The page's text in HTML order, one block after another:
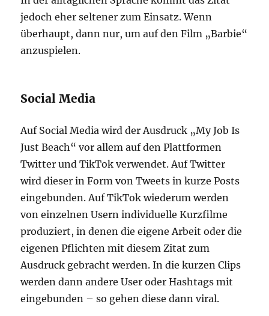
jedoch eher seltener zum Einsatz. Wenn
überhaupt, dann nur, um auf den Film „Barbie“
anzuspielen.
Social Media
Auf Social Media wird der Ausdruck „My Job Is
Just Beach“ vor allem auf den Plattformen
Twitter und TikTok verwendet. Auf Twitter
wird dieser in Form von Tweets in kurze Posts
eingebunden. Auf TikTok wiederum werden
von einzelnen Usern individuelle Kurzfilme
produziert, in denen die eigene Arbeit oder die
eigenen Pflichten mit diesem Zitat zum
Ausdruck gebracht werden. In die kurzen Clips
werden dann andere User oder Hashtags mit
eingebunden – so gehen diese dann viral.